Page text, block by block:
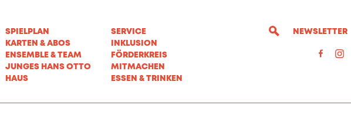
SPIELPLAN
KARTEN & ABOS
ENSEMBLE & TEAM
JUNGES HANS OTTO
HAUS
SERVICE
INKLUSION
FÖRDERKREIS
MITMACHEN
ESSEN & TRINKEN
NEWSLETTER